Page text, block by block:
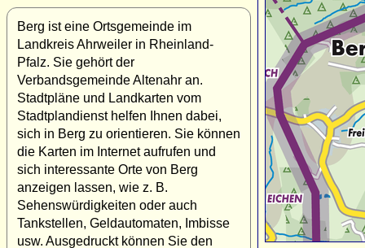
Berg ist eine Ortsgemeinde im
Landkreis Ahrweiler in Rheinland-
Pfalz. Sie gehört der
Verbandsgemeinde Altenahr an.
Stadtpläne und Landkarten vom
Stadtplandienst helfen Ihnen dabei,
sich in Berg zu orientieren. Sie können
die Karten im Internet aufrufen und
sich interessante Orte von Berg
anzeigen lassen, wie z. B.
Sehenswürdigkeiten oder auch
Tankstellen, Geldautomaten, Imbisse
usw. Ausgedruckt können Sie den